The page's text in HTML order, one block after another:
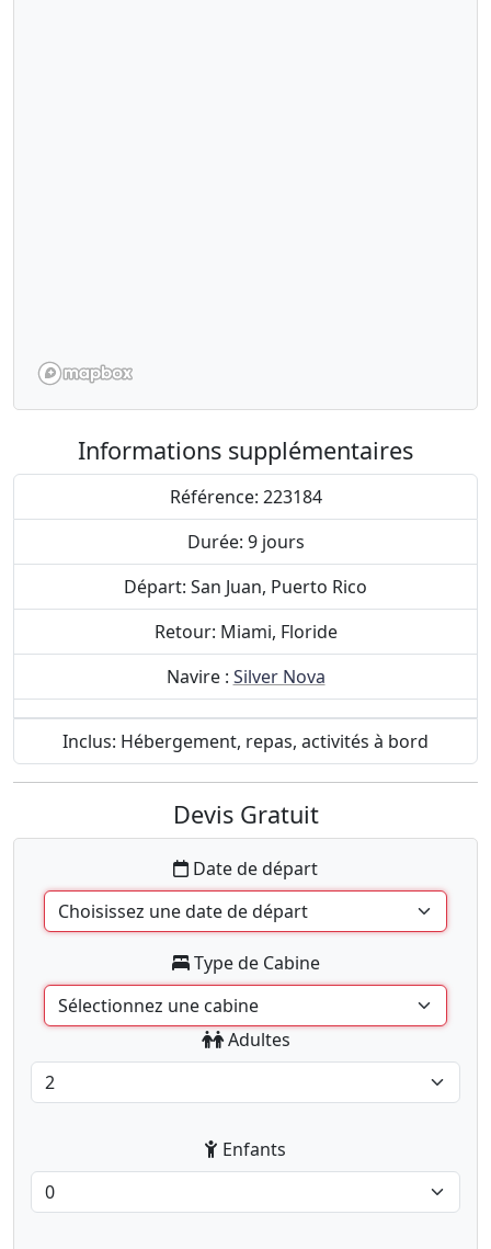
Informations supplémentaires
Référence: 223184
Durée: 9 jours
Départ: San Juan, Puerto Rico
Retour: Miami, Floride
Navire : Silver Nova
Inclus: Hébergement, repas, activités à bord
Devis Gratuit
Date de départ
Type de Cabine
Adultes
Enfants